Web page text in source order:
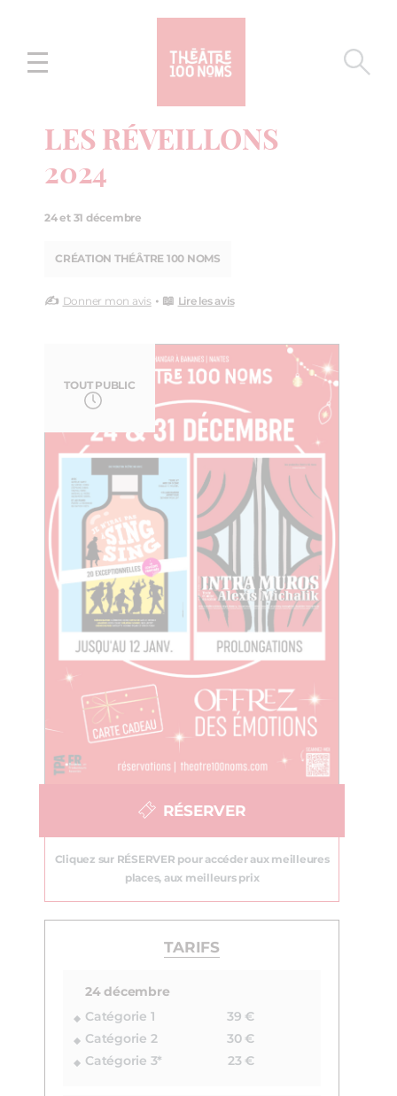
menu
LES RÉVEILLONS
2024
24 et 31 décembre
CRÉATION THÉÂTRE 100 NOMS
✍️ Donner mon avis• 📖 Lire les avis
TOUT PUBLIC
RÉSERVER
Cliquez sur RÉSERVER pour accéder aux meilleures
places, aux meilleurs prix
TARIFS
24 décembre
Catégorie 1
39 €
Catégorie 2
30 €
Catégorie 3*
23 €